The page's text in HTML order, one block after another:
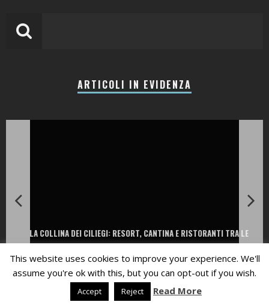
ARTICOLI IN EVIDENZA
LA COLLINA DEI CILIEGI: RESORT, CANTINA E RISTORANTI TRA LE
COLLINE DELLA VALPANTENA
Laura Renieri
This website uses cookies to improve your experience. We'll
assume you're ok with this, but you can opt-out if you wish.
Accept Reject Read More